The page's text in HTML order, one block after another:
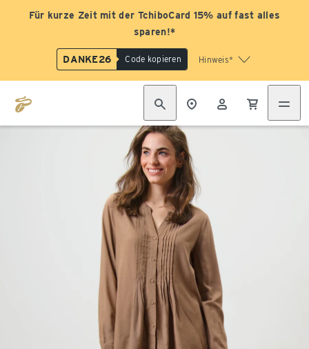
Für kurze Zeit mit der TchiboCard 15% auf fast alles
sparen!*
DANKE26 Code kopieren Hinweis*